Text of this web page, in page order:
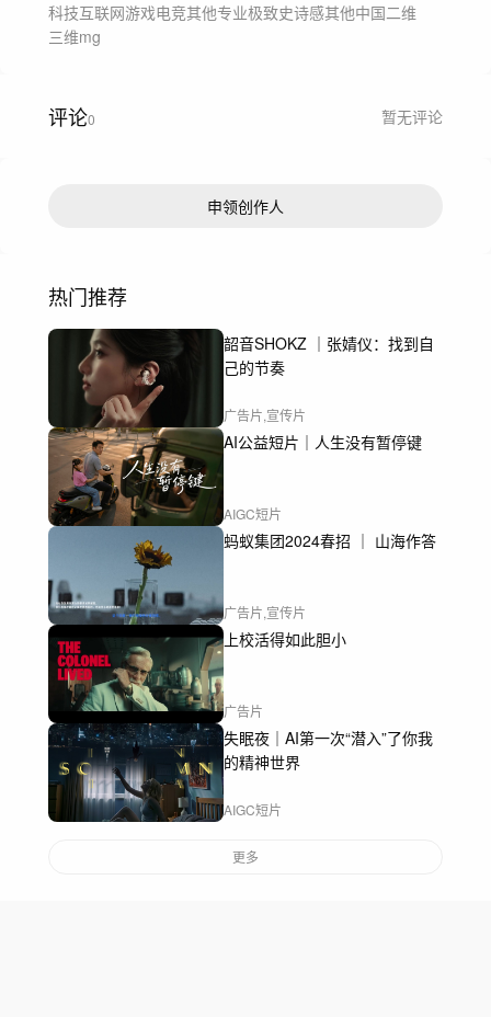
科技互联网游戏电竞其他专业极致史诗感其他中国二维
三维mg
评论0 暂无评论
申领创作人
热门推荐
韶音SHOKZ ｜张婧仪：找到自
己的节奏
广告片,宣传片
AI公益短片｜人生没有暂停键
AIGC短片
蚂蚁集团2024春招 ｜ 山海作答
广告片,宣传片
上校活得如此胆小
广告片
失眠夜｜AI第一次“潜入”了你我
的精神世界
AIGC短片
更多